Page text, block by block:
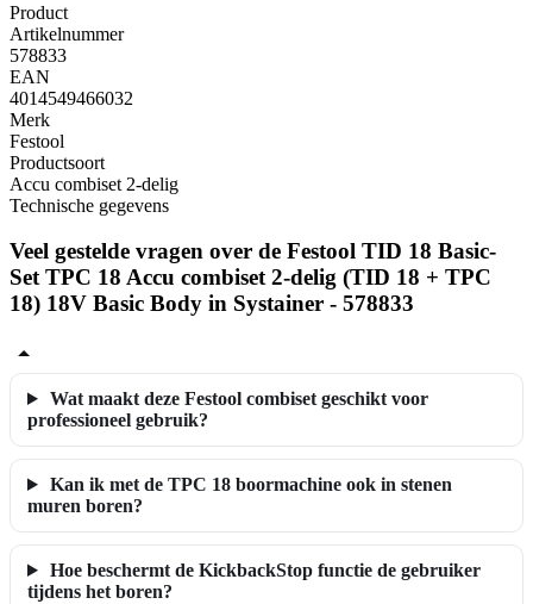
Product
Artikelnummer
578833
EAN
4014549466032
Merk
Festool
Productsoort
Accu combiset 2-delig
Technische gegevens
Veel gestelde vragen over de Festool TID 18 Basic-
Set TPC 18 Accu combiset 2-delig (TID 18 + TPC
18) 18V Basic Body in Systainer - 578833
Wat maakt deze Festool combiset geschikt voor
professioneel gebruik?
Kan ik met de TPC 18 boormachine ook in stenen
muren boren?
Hoe beschermt de KickbackStop functie de gebruiker
tijdens het boren?